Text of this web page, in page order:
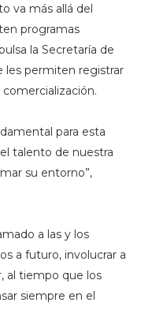
va más allá del
programas
la Secretaría de
les permiten registrar
para esta
talento de nuestra
su entorno”,
a las y los
a futuro, involucrar a
al tiempo que los
siempre en el